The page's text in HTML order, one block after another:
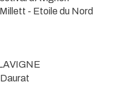
- Etoile du Nord